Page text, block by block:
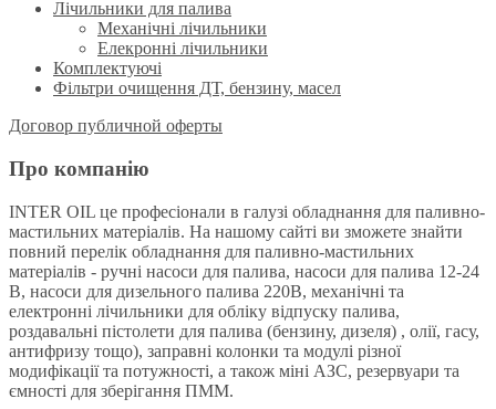
Лічильники для палива
Механічні лічильники
Елекронні лічильники
Комплектуючі
Фільтри очищення ДТ, бензину, масел
Договор публичной оферты
Про компанію
INTER OIL це професіонали в галузі обладнання для паливно-
мастильних матеріалів. На нашому сайті ви зможете знайти
повний перелік обладнання для паливно-мастильних
матеріалів - ручні насоси для палива, насоси для палива 12-24
В, насоси для дизельного палива 220В, механічні та
електронні лічильники для обліку відпуску палива,
роздавальні пістолети для палива (бензину, дизеля) , олії, гасу,
антифризу тощо), заправні колонки та модулі різної
модифікації та потужності, а також міні АЗС, резервуари та
ємності для зберігання ПММ.